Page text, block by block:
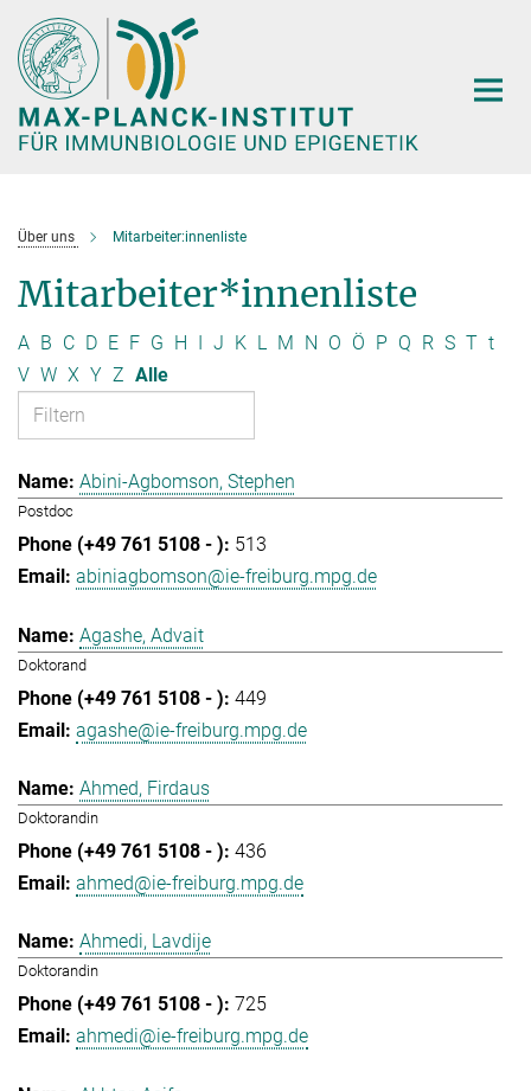
Hauptinhalt
Über uns Mitarbeiter:innenliste
Mitarbeiter*innenliste
A B C D E F G H I J K L M N O Ö P Q R S T t
V W X Y Z Alle
Abini-Agbomson, Stephen
Postdoc
513
abiniagbomson@ie-freiburg.mpg.de
Agashe, Advait
Doktorand
449
agashe@ie-freiburg.mpg.de
Ahmed, Firdaus
Doktorandin
436
ahmed@ie-freiburg.mpg.de
Ahmedi, Lavdije
Doktorandin
725
ahmedi@ie-freiburg.mpg.de